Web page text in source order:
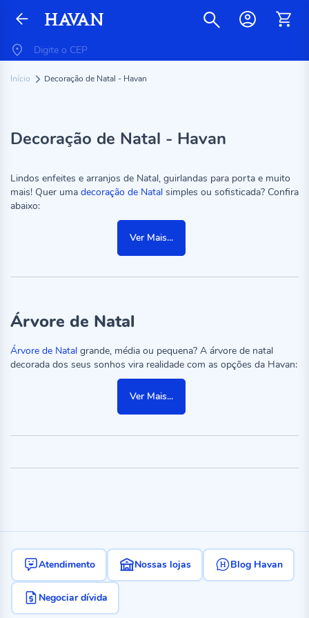
Início Decoração de Natal - Havan
Decoração de Natal - Havan
Lindos enfeites e arranjos de Natal, guirlandas para porta e muito
mais! Quer uma decoração de Natal simples ou sofisticada? Confira
abaixo:
Ver Mais...
Árvore de Natal
Árvore de Natal grande, média ou pequena? A árvore de natal
decorada dos seus sonhos vira realidade com as opções da Havan:
Ver Mais...
Atendimento Nossas lojas Blog Havan
Negociar dívida